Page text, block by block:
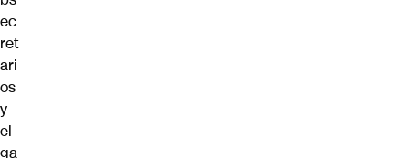
ec
ret
ari
os
y
el
ga